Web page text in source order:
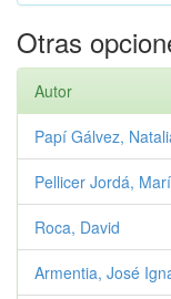
Otras
Autor
Papí Gálvez,
Pellicer Jordá,
Roca, David
Armentia, José